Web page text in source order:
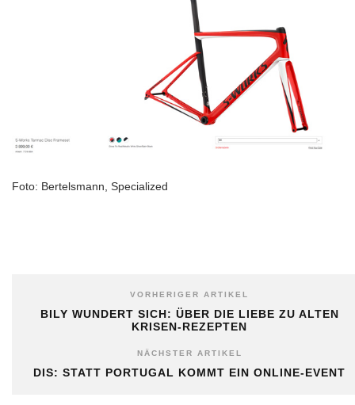
Foto: Bertelsmann, Specialized
VORHERIGER ARTIKEL
BILY WUNDERT SICH: ÜBER DIE LIEBE ZU ALTEN
KRISEN-REZEPTEN
NÄCHSTER ARTIKEL
DIS: STATT PORTUGAL KOMMT EIN ONLINE-EVENT